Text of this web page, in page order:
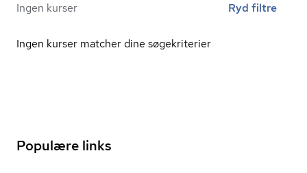
Ingen kurser Ryd filtre
Ingen kurser matcher dine søgekriterier
Populære links